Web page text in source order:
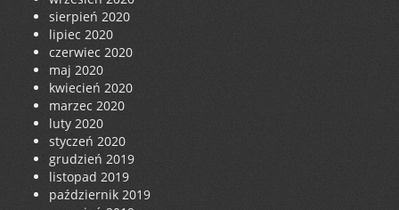
sierpień 2020
lipiec 2020
czerwiec 2020
maj 2020
kwiecień 2020
marzec 2020
luty 2020
styczeń 2020
grudzień 2019
listopad 2019
październik 2019